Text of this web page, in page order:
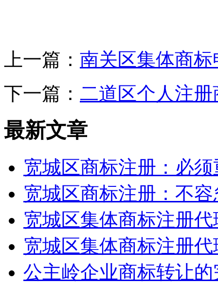
上一篇： 南关区集体商
下一篇： 二道区个人注
最新文章
宽城区商标注册：必
宽城区商标注册：不
宽城区集体商标注册
宽城区集体商标注册
公主岭企业商标转让